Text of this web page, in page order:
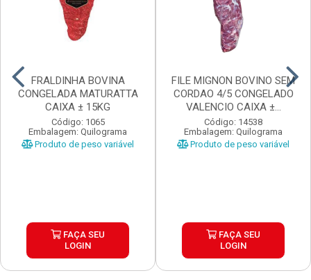
FRALDINHA BOVINA
CONGELADA MATURATTA
CAIXA ± 15KG
Código: 1065
Embalagem: Quilograma
Produto de peso variável
FAÇA SEU
LOGIN
FILE MIGNON BOVINO SEM
CORDAO 4/5 CONGELADO
VALENCIO CAIXA ±...
Código: 14538
Embalagem: Quilograma
Produto de peso variável
FAÇA SEU
LOGIN